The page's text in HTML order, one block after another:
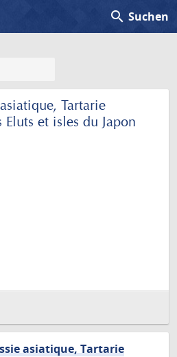
search Suchen
Tartarie
et isles du Japon
asiatique, Tartarie